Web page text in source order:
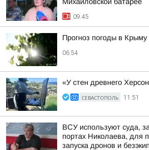
09:45
Прогноз погоды в Крыму
06:54
«У стен древнего
СЕВАСТОПОЛЬ 11:51
ВСУ используют суда,
портах Николаева, для
запуска дронов и